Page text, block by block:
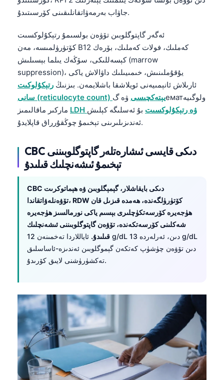
جاۋاب بەرمەۋاتقانلىقىنى كۆرسىتىدۇ.
ئەگەر گاپتوگلوبىن تۆۋەن بولسىمۇ رتېكۇلوكسىت
كۆتۈرۈلمىسە، مەن B12 كەملىك، فولات كەملىك، بۆرەك
كېسەللىكى، سۆڭەك يىلما بېسىلىش (marrow
suppression)، يۇقۇملىنىش، خىمىيىلىك داۋالاش ياكى
ئارىلاش ئانېمىيەنى ئويلاشقا باشلايمەن. بىزنىڭ رتېكۇلوكىت
سانى (reticulocyte count) يېتەكچىسى ۋە گематولوگىيە
LDH ۋە رتېكۇلوكسىت بۇ ئەسلىگە كېلىش
ئەندىزىلىرىنى تېخىمۇ چوڭقۇرراق قاپلايدۇ.
CBC دىكى قايسى ئىشارەتلەر گاپتوگلوبىننى
تېخىمۇ ئىشەنچلىك قىلىدۇ
CBC دىكى بايقاشلار، گېمېگلوبىن ۋە ھېماتوكرىت
تۆۋەنلەۋاتقاندا، RDW كۆتۈرۈلگەندە، ھەمدە قىزىل قان
ھۈجەيرە كۆرسەتكۈچلىرى بېسىم ياكى نورمالسىز ھۈجەيرە
شەكلىنى كۆرسەتكەندە، تۆۋەن گاپتوگلوبىننى ئىشەنچلىك
قىلىدۇ.
ئاياللاردا تەخمىنەن 12 g/dL دىن، ئەرلەردە 13 g/dL
دىن تۆۋەن چۈشۈپ كەتكەن گېموگلوبىن ئەندىزە-ئاساسلىق
تەكشۈرۈشنى لايىق كۆرىدۇ.